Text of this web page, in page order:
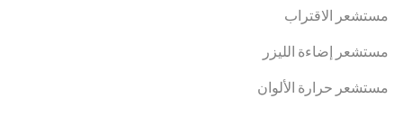
مستشعر الاقتراب
مستشعر إضاءة الليزر
مستشعر حرارة الألوان